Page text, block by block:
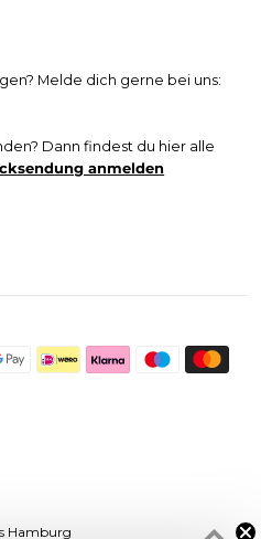
Melde dich gerne bei uns:
Dann findest du hier alle
anmelden
Hamburg